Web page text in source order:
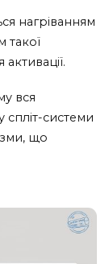
нагріванням
такої
вся
спліт-системи
що